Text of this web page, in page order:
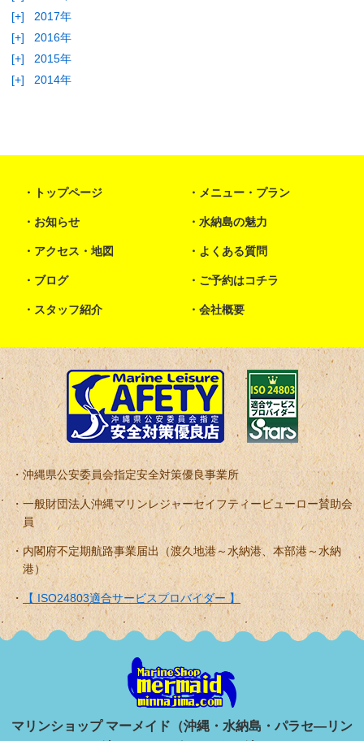
[+]
2017年
[+]
2016年
[+]
2015年
[+]
2014年
トップページ メニュー・プラン
お知らせ 水納島の魅力
アクセス・地図 よくある質問
ブログ ご予約はコチラ
スタッフ紹介 会社概要
沖縄県公安委員会指定安全対策優良事業所
一般財団法人沖縄マリンレジャーセイフティービューロー賛助会
員
内閣府不定期航路事業届出（渡久地港～水納港、本部港～水納
港）
【 ISO24803適合サービスプロバイダー 】
マリンショップ マーメイド（沖縄・水納島・パラセ―リン